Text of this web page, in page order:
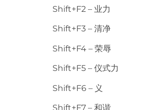
Shift+F2 – 业力
Shift+F3 – 清净
Shift+F4 – 荣辱
Shift+F5 – 仪式力
Shift+F6 – 义
Shift+F7 – 和谐